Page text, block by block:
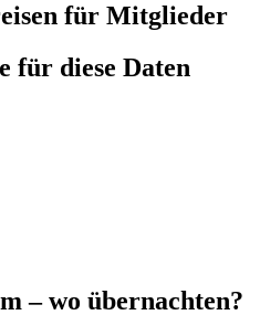
für Mitglieder
für diese Daten
– wo übernachten?